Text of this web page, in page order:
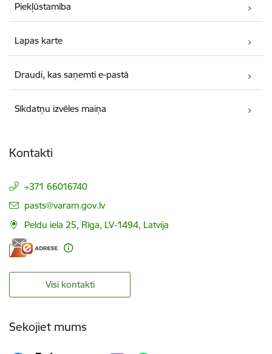
Piekļūstamība
Lapas karte
Draudi, kas saņemti e-pastā
Sīkdatņu izvēles maiņa
Kontakti
+371 66016740
E-pasts:
pasts@varam.gov.lv
Peldu iela 25, Rīga, LV-1494, Latvija
Visi kontakti
Sekojiet mums